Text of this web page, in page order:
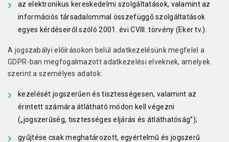
az elektronikus kereskedelmi szolgáltatások, valamint az
információs társadalommal összefüggő szolgáltatások
egyes kérdéseiről szóló 2001. évi CVIII. törvény (Eker tv.).
A jogszabályi előírásokon belül adatkezelésünk megfelel a
GDPR-ban megfogalmazott adatkezelési elveknek, amelyek
szerint a személyes adatok:
kezelését jogszerűen és tisztességesen, valamint az
érintett számára átlátható módon kell végezni
(„jogszerűség, tisztességes eljárás és átláthatóság”);
gyűjtése csak meghatározott, egyértelmű és jogszerű